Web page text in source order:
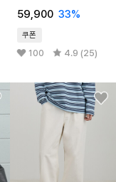
59,900 33%
쿠폰
100 4.9 (25)